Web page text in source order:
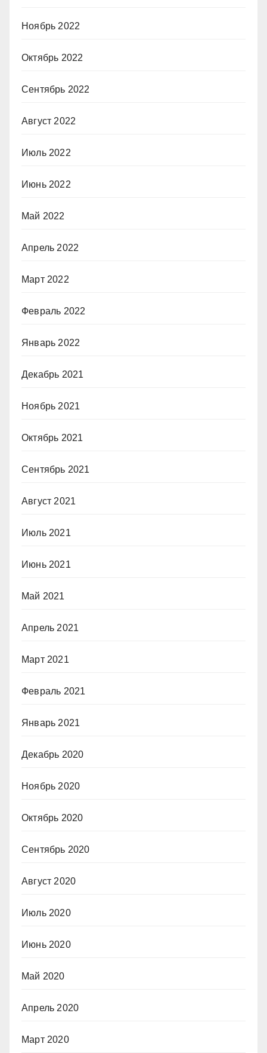
Ноябрь 2022
Октябрь 2022
Сентябрь 2022
Август 2022
Июль 2022
Июнь 2022
Май 2022
Апрель 2022
Март 2022
Февраль 2022
Январь 2022
Декабрь 2021
Ноябрь 2021
Октябрь 2021
Сентябрь 2021
Август 2021
Июль 2021
Июнь 2021
Май 2021
Апрель 2021
Март 2021
Февраль 2021
Январь 2021
Декабрь 2020
Ноябрь 2020
Октябрь 2020
Сентябрь 2020
Август 2020
Июль 2020
Июнь 2020
Май 2020
Апрель 2020
Март 2020